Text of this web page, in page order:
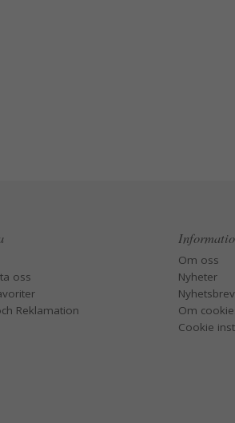
oss
Reklamation
Om oss
Nyheter
Nyhetsbrev
Om
Cookie